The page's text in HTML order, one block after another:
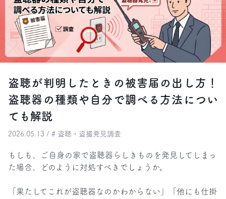
盗聴が判明したときの被害届の出し方！
盗聴器の種類や自分で調べる方法につい
ても解説
2026.05.13 / # 盗聴・盗撮発見調査
もしも、ご自身の家で盗聴器らしきものを発見してしまっ
た場合、どのように対処すべきでしょうか。
「果たしてこれが盗聴器なのかわからない」「他にも仕掛